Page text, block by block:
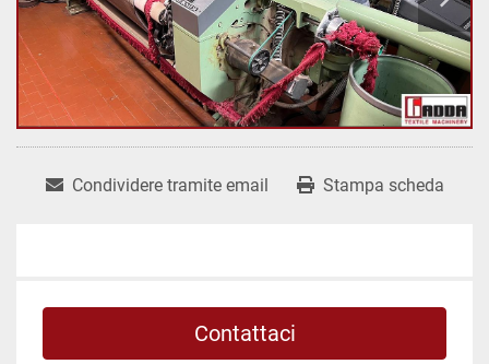
Condividere tramite email Stampa scheda
Contattaci